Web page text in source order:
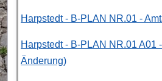
Harpstedt - B-PLAN NR.01 -
Harpstedt - B-PLAN NR.01 A01
Änderung)